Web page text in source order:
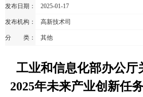
发布日期： 2025-01-17
发布机构： 高新技术司
分 类： 其他
工业和信息化部办公厅
2025年未来产业创新任